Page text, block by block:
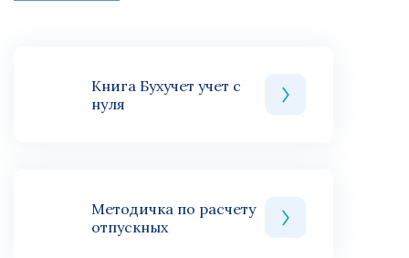
Книга Бухучет учет с
нуля
Методичка по расчету
отпускных